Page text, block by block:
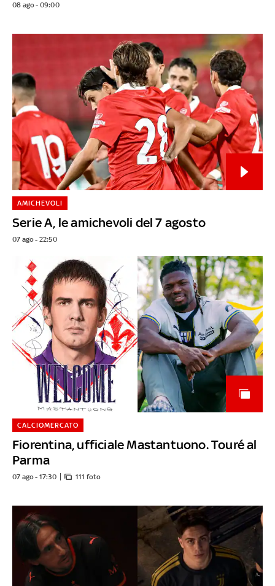
08 ago - 09:00
Serie A, le amichevoli del 7 agosto
AMICHEVOLI
07 ago - 22:50
Fiorentina, ufficiale Mastantuono. Touré al
Parma
CALCIOMERCATO
07 ago - 17:30 111 foto